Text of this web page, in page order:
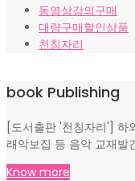
동영상강의구매
대량구매할인상품
천칭자리
book Publishing
[도서출판 '천칭자리'] 하
래악보집 등 음악 교재발
Know more